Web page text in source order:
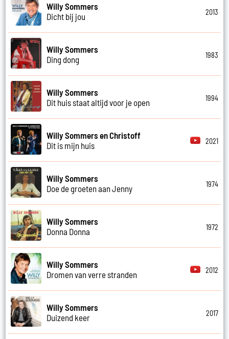
Willy Sommers
Dicht bij jou
2013
Willy Sommers
Ding dong
1983
Willy Sommers
Dit huis staat altijd voor je open
1994
Willy Sommers en Christoff
Dit is mijn huis
2021
Willy Sommers
Doe de groeten aan Jenny
1974
Willy Sommers
Donna Donna
1972
Willy Sommers
Dromen van verre stranden
2012
Willy Sommers
Duizend keer
2017